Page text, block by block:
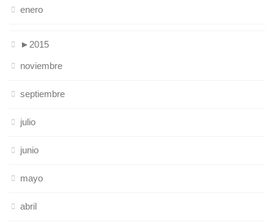
enero
► 2015
noviembre
septiembre
julio
junio
mayo
abril